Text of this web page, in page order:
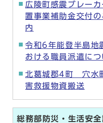
広陵町感震ブレーカ
置事業補助金交付の
内
令和6年能登半島地
おける職員派遣につ
北葛城郡4町 穴水
害救援物資搬送
総務部防災・生活安